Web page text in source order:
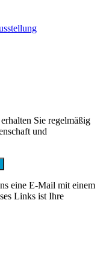
Sie regelmäßig
und
eine E-Mail mit einem
Links ist Ihre